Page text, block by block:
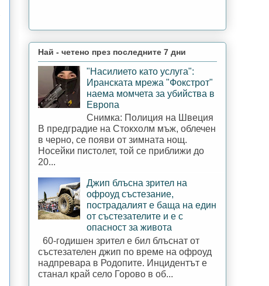
Най - четено през последните 7 дни
"Насилието като услуга":
Иранската мрежа "Фокстрот"
наема момчета за убийства в
Европа
Снимка: Полиция на Швеция
В предградие на Стокхолм мъж, облечен
в черно, се появи от зимната нощ.
Носейки пистолет, той се приближи до
20...
Джип блъсна зрител на
офроуд състезание,
пострадалият е баща на един
от състезателите и е с
опасност за живота
60-годишен зрител е бил блъснат от
състезателен джип по време на офроуд
надпревара в Родопите. Инцидентът е
станал край село Горово в об...